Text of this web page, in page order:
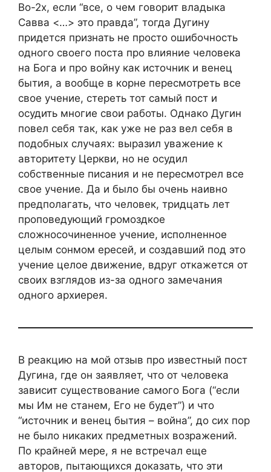
Во-2х, если “все, о чем говорит владыка
Савва <…> это правда”, тогда Дугину
придется признать не просто ошибочность
одного своего поста про влияние человека
на Бога и про войну как источник и венец
бытия, а вообще в корне пересмотреть все
свое учение, стереть тот самый пост и
осудить многие свои работы. Однако Дугин
повел себя так, как уже не раз вел себя в
подобных случаях: выразил уважение к
авторитету Церкви, но не осудил
собственные писания и не пересмотрел все
свое учение. Да и было бы очень наивно
предполагать, что человек, тридцать лет
проповедующий громоздкое
сложносочиненное учение, исполненное
целым сонмом ересей, и создавший под это
учение целое движение, вдруг откажется от
своих взглядов из-за одного замечания
одного архиерея.
В реакцию на мой отзыв про известный пост
Дугина, где он заявляет, что от человека
зависит существование самого Бога (“если
мы Им не станем, Его не будет”) и что
“источник и венец бытия – война”, до сих пор
не было никаких предметных возражений.
По крайней мере, я не встречал еще
авторов, пытающихся доказать, что эти